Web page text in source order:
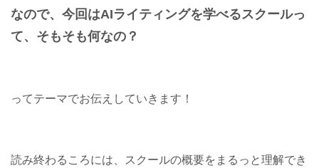
なので、今回はAIライティングを学べるスクールっ
て、そもそも何なの？
ってテーマでお伝えしていきます！
読み終わるころには、スクールの概要をまるっと理解でき